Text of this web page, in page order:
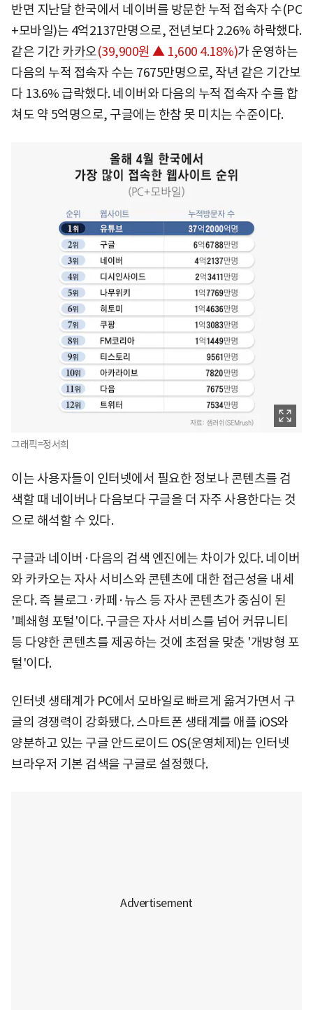
반면 지난달 한국에서 네이버를 방문한 누적 접속자 수(PC
+모바일)는 4억2137만명으로, 전년보다 2.26% 하락했다.
같은 기간 카카오(39,900원 ▲ 1,600 4.18%)가 운영하는
다음의 누적 접속자 수는 7675만명으로, 작년 같은 기간보
다 13.6% 급락했다. 네이버와 다음의 누적 접속자 수를 합
쳐도 약 5억명으로, 구글에는 한참 못 미치는 수준이다.
그래픽=정서희
이는 사용자들이 인터넷에서 필요한 정보나 콘텐츠를 검
색할 때 네이버나 다음보다 구글을 더 자주 사용한다는 것
으로 해석할 수 있다.
구글과 네이버·다음의 검색 엔진에는 차이가 있다. 네이버
와 카카오는 자사 서비스와 콘텐츠에 대한 접근성을 내세
운다. 즉 블로그·카페·뉴스 등 자사 콘텐츠가 중심이 된
'폐쇄형 포털'이다. 구글은 자사 서비스를 넘어 커뮤니티
등 다양한 콘텐츠를 제공하는 것에 초점을 맞춘 '개방형 포
털'이다.
인터넷 생태계가 PC에서 모바일로 빠르게 옮겨가면서 구
글의 경쟁력이 강화됐다. 스마트폰 생태계를 애플 iOS와
양분하고 있는 구글 안드로이드 OS(운영체제)는 인터넷
브라우저 기본 검색을 구글로 설정했다.